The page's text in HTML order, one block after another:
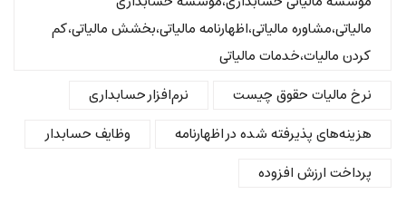
مالیاتی،مشاوره مالیاتی،اظهارنامه مالیاتی،بخشش مالیاتی،کم
کردن مالیات،خدمات مالیاتی
نرخ مالیات حقوق چیست
نرم‌افزار حسابداری
هزینه‌های پذیرفته شده در اظهارنامه
وظایف حسابدار
پرداخت ارزش افزوده